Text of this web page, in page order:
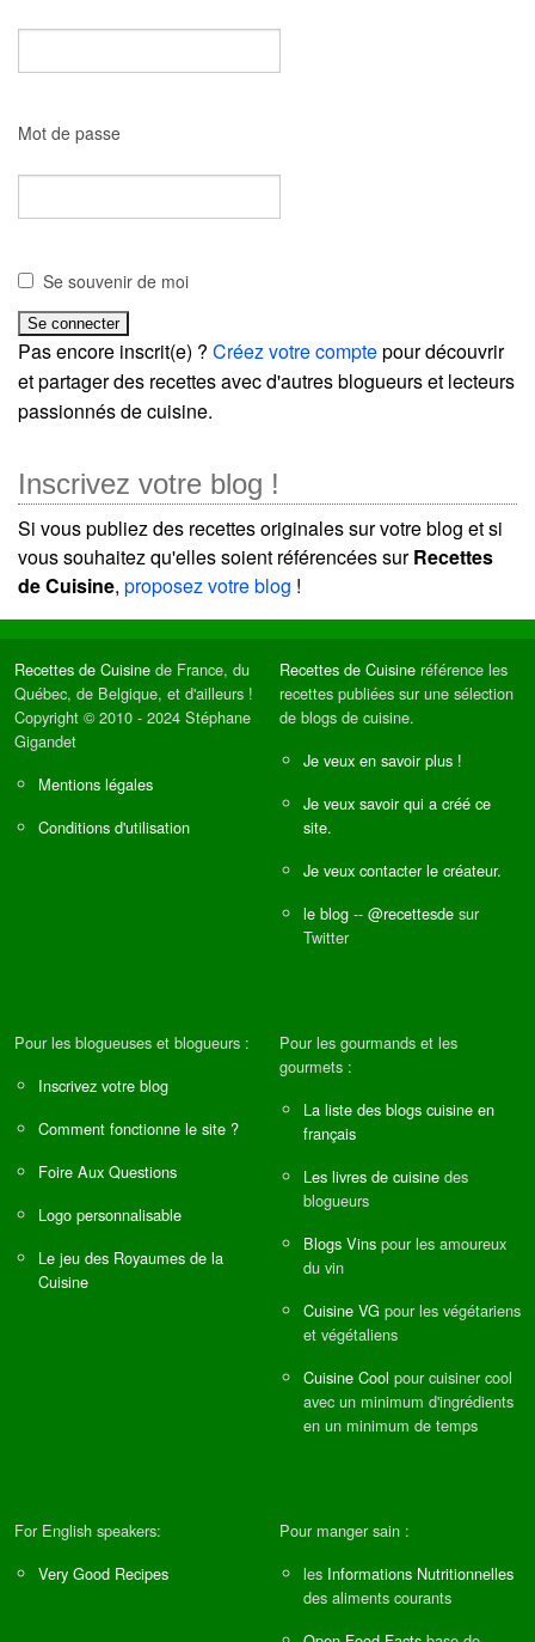
Mot de passe
Se souvenir de moi
Pas encore inscrit(e) ? Créez votre comptepour découvrir
et partager des recettes avec d'autres blogueurs et lecteurs
passionnés de cuisine.
Inscrivez votre blog !
Si vous publiez des recettes originales sur votre blog et si
vous souhaitez qu'elles soient référencées surRecettes
de Cuisine, proposez votre blog !
Recettes de Cuisine de France, du
Québec, de Belgique, et d'ailleurs !
Copyright © 2010 - 2024 Stéphane
Gigandet
Mentions légales
Conditions d'utilisation
Recettes de Cuisine référence les
recettes publiées sur une sélection
de blogs de cuisine.
Je veux en savoir plus !
Je veux savoir qui a créé ce
site.
Je veux contacter le créateur.
le blog -- @recettesde sur
Twitter
Pour les blogueuses et blogueurs :
Inscrivez votre blog
Comment fonctionne le site ?
Foire Aux Questions
Logo personnalisable
Le jeu des Royaumes de la
Cuisine
Pour les gourmands et les
gourmets :
La liste des blogs cuisine en
français
Les livres de cuisine des
blogueurs
Blogs Vins pour les amoureux
du vin
Cuisine VG pour les végétariens
et végétaliens
Cuisine Cool pour cuisiner cool
avec un minimum d'ingrédients
en un minimum de temps
For English speakers:
Very Good Recipes
Pour manger sain :
les Informations Nutritionnelles
des aliments courants